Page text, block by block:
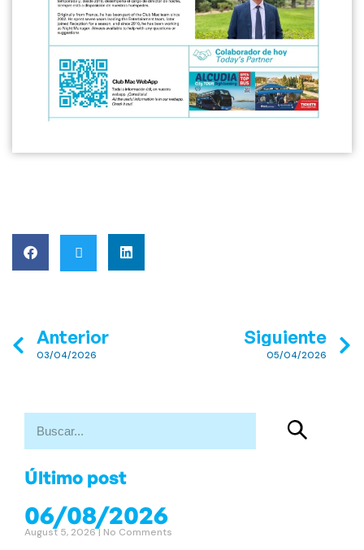
Anterior
03/04/2026
Siguiente
05/04/2026
Último post
06/08/2026
August 5, 2026 No Comments